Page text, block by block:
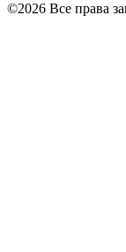
©2026 Все права